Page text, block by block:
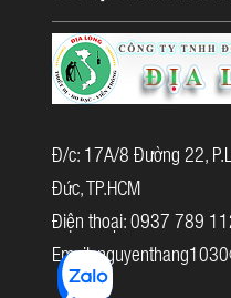
Đ/c: 17A/8 Đường 22,
Đức, TP.HCM
Điện thoại: 0937 789
Email: